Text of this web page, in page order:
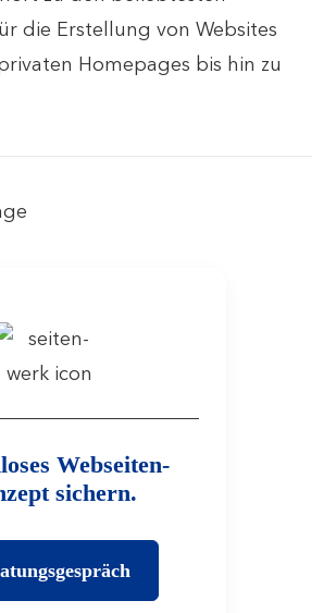
die Erstellung von Websites
Homepages bis hin zu
Webseiten-
sichern.